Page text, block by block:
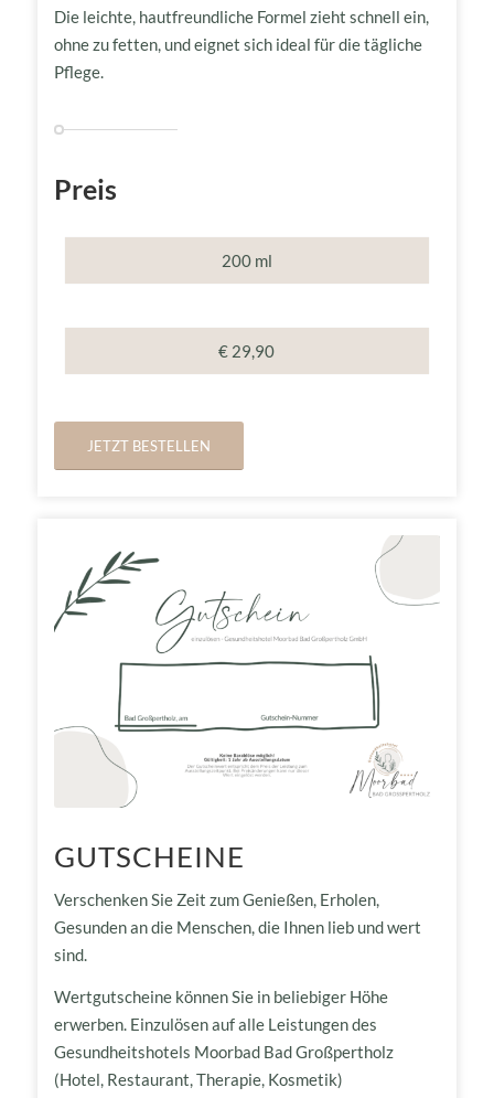
Die leichte, hautfreundliche Formel zieht schnell ein,
ohne zu fetten, und eignet sich ideal für die tägliche
Pflege.
Preis
200 ml
€ 29,90
JETZT BESTELLEN
GUTSCHEINE
Verschenken Sie Zeit zum Genießen, Erholen,
Gesunden an die Menschen, die Ihnen lieb und wert
sind.
Wertgutscheine können Sie in beliebiger Höhe
erwerben. Einzulösen auf alle Leistungen des
Gesundheitshotels Moorbad Bad Großpertholz
(Hotel, Restaurant, Therapie, Kosmetik)